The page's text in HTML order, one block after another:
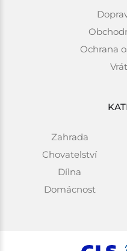
Ochrana
Zahrada
Chovatelství
Dílna
Domácnost